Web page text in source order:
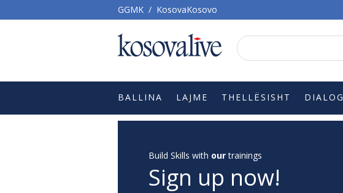
GGMK / KosovaKosovo
BALLINA LAJME THELLËSISHT DIALOG
Build Skills with ourtrainings
Sign up now!